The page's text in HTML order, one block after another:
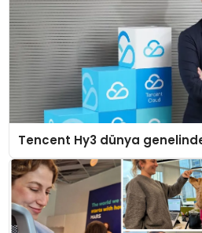
Tencent Hy3 dünya